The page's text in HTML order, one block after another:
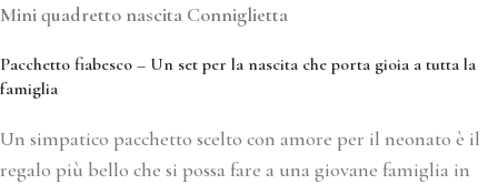
Mini quadretto nascita Conniglietta
Pacchetto fiabesco – Un set per la nascita che porta gioia a tutta la
famiglia
Un simpatico pacchetto scelto con amore per il neonato è il
regalo più bello che si possa fare a una giovane famiglia in